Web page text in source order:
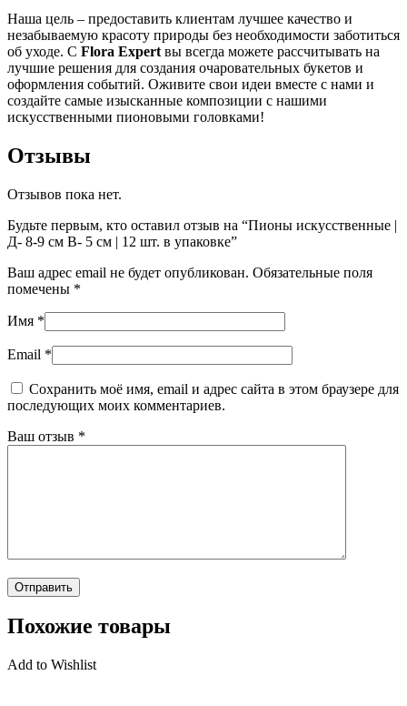
Наша цель – предоставить клиентам лучшее качество и
незабываемую красоту природы без необходимости заботиться
об уходе. С Flora Expert вы всегда можете рассчитывать на
лучшие решения для создания очаровательных букетов и
оформления событий. Оживите свои идеи вместе с нами и
создайте самые изысканные композиции с нашими
искусственными пионовыми головками!
Отзывы
Отзывов пока нет.
Будьте первым, кто оставил отзыв на “Пионы искусственные |
Д- 8-9 см В- 5 см | 12 шт. в упаковке”
Ваш адрес email не будет опубликован. Обязательные поля
помечены *
Имя *
Email *
Сохранить моё имя, email и адрес сайта в этом браузере для
последующих моих комментариев.
Ваш отзыв *
Похожие товары
Add to Wishlist